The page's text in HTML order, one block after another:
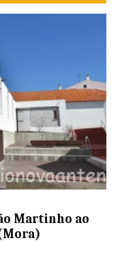
Martinho ao